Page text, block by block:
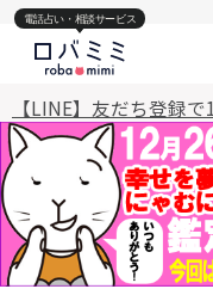
電話占い・相談サービス
【LINE】友だち登録